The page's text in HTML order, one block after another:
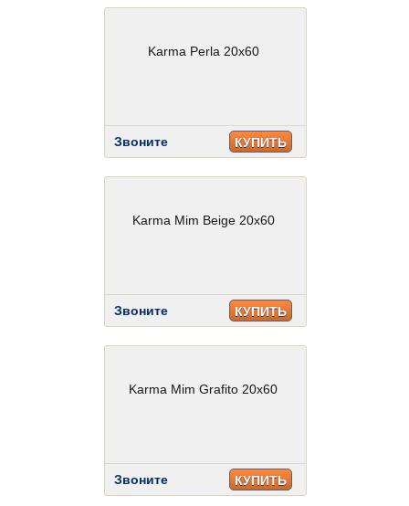
Karma Perla 20x60
Звоните КУПИТЬ
Karma Mim Beige 20x60
Звоните КУПИТЬ
Karma Mim Grafito 20x60
Звоните КУПИТЬ